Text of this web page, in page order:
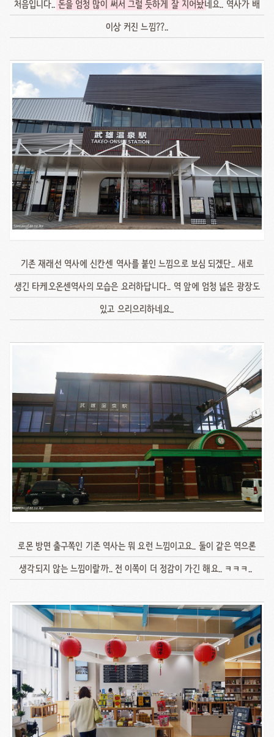
처음입니다.. 돈을 엄청 많이 써서 그럴 듯하게 잘 지어놨네요.. 역사가 배
이상 커진 느낌??..
기존 재래선 역사에 신칸센 역사를 붙인 느낌으로 보심 되겠단.. 새로
생긴 타케오온센역사의 모습은 요러하답니다.. 역 앞에 엄청 넓은 광장도
있고 으리으리하네요..
로몬 방면 출구쪽인 기존 역사는 뭐 요런 느낌이고요.. 둘이 같은 역으론
생각되지 않는 느낌이랄까.. 전 이쪽이 더 정감이 가긴 해요.. ㅋㅋㅋ..